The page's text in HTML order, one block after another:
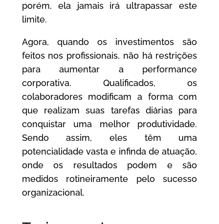
porém, ela jamais irá ultrapassar este
limite.
Agora, quando os investimentos são
feitos nos profissionais, não há restrições
para aumentar a performance
corporativa. Qualificados, os
colaboradores modificam a forma com
que realizam suas tarefas diárias para
conquistar uma melhor produtividade.
Sendo assim, eles têm uma
potencialidade vasta e infinda de atuação,
onde os resultados podem e são
medidos rotineiramente pelo sucesso
organizacional.